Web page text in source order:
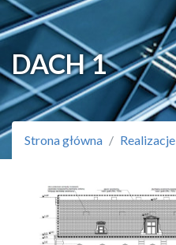
DACH 1
Strona główna Realizacje